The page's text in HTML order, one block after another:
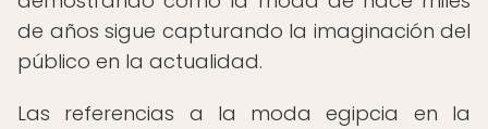
de años sigue capturando la imaginación del
público en la actualidad.
Las referencias a la moda egipcia en la